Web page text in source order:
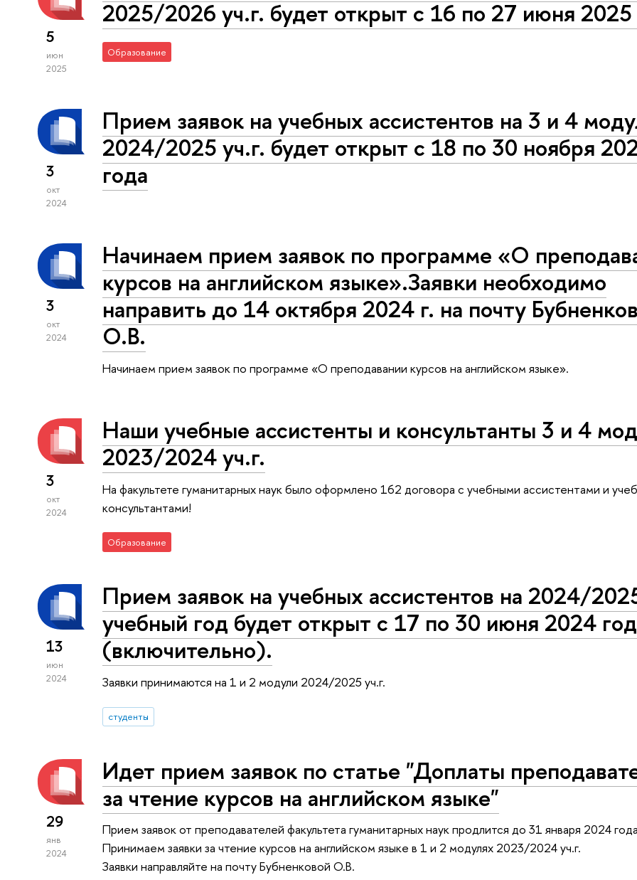
5
июн
2025
2025/2026 уч.г. будет открыт с 16 по 27 июня 2025
Образование
3
окт
2024
Прием заявок на учебных ассистентов на 3 и 4
2024/2025 уч.г. будет открыт с 18 по 30 ноября
года
3
окт
2024
Начинаем прием заявок по программе «О
курсов на английском языке».Заявки необходимо
направить до 14 октября 2024 г. на почту
О.В.
Начинаем прием заявок по программе «О преподавании курсов на английском языке».
3
окт
2024
Наши учебные ассистенты и консультанты 3 и 4
2023/2024 уч.г.
На факультете гуманитарных наук было оформлено 162 договора с учебными ассистентами и
консультантами!
Образование
13
июн
2024
Прием заявок на учебных ассистентов на 2024/
учебный год будет открыт с 17 по 30 июня 2024
(включительно).
Заявки принимаются на 1 и 2 модули 2024/2025 уч.г.
студенты
29
янв
2024
Идет прием заявок по статье "Доплаты
за чтение курсов на английском языке"
Прием заявок от преподавателей факультета гуманитарных наук продлится до 31 января 2024
Принимаем заявки за чтение курсов на английском языке в 1 и 2 модулях 2023/2024 уч.г.
Заявки направляйте на почту Бубненковой О.В.